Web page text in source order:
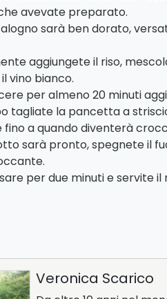
avevate preparato.
sarà ben dorato,
aggiungete il riso,
vino bianco.
per almeno 20 minuti
tagliate la pancetta a
a quando diventerà
sarà pronto, spegnete il
per due minuti e servite
Veronica Scarico